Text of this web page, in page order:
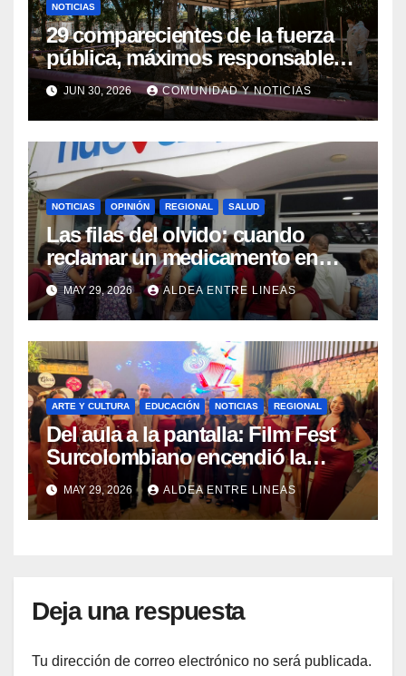
NOTICIAS
29 comparecientes de la fuerza
pública, máximos responsables
de asesinatos y desapariciones
forzadas en Huila, fueron
postulados ante el Tribunal para
la Paz para que les imponga
Sanción Propia
JUN 30, 2026 COMUNIDAD Y NOTICIAS
NOTICIAS OPINIÓN REGIONAL SALUD
Las filas del olvido: cuando
reclamar un medicamento en
Pitalito se convierte en una
odisea
MAY 29, 2026 ALDEA ENTRE LINEAS
ARTE Y CULTURA EDUCACIÓN NOTICIAS REGIONAL
Del aula a la pantalla: Film Fest
Surcolombiano encendió la
creatividad audiovisual en
Pitalito
MAY 29, 2026 ALDEA ENTRE LINEAS
Deja una respuesta
Tu dirección de correo electrónico no será publicada.